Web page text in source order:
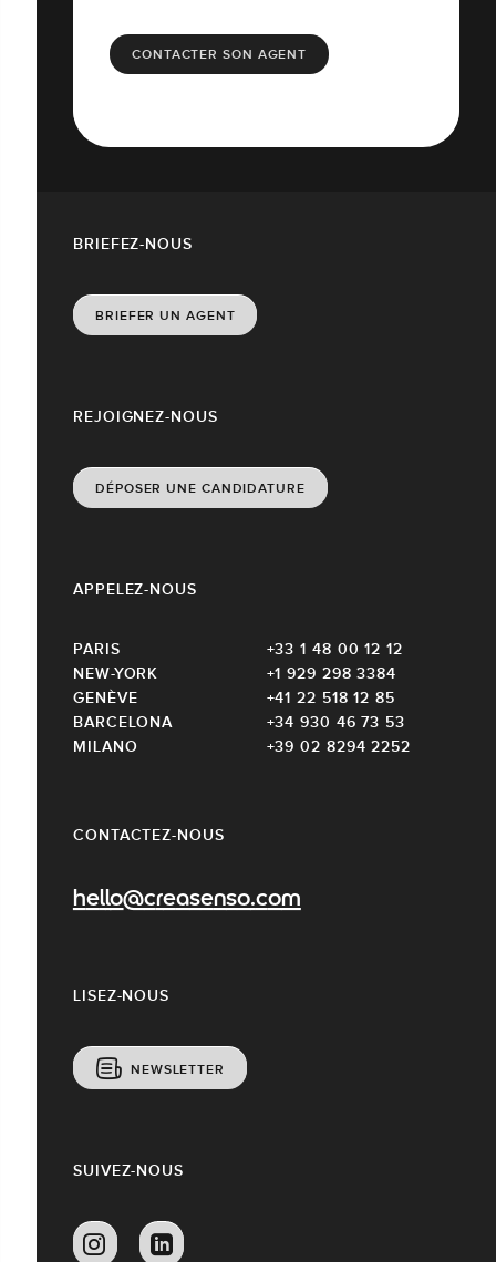
CONTACTER SON AGENT
CONTACTEZ-NOUS
hello@creasenso.com
REJOIGNEZ-NOUS
DÉPOSER UNE CANDIDATURE
LISEZ-NOUS
NEWSLETTER
APPELEZ-NOUS
PARIS
+33 1 48 00 12 12
NEW-YORK
+1 929 298 3384
GENÈVE
+41 22 518 12 85
BARCELONA
+34 930 46 73 53
MILANO
+39 02 8294 2252
BRIEFEZ-NOUS
BRIEFER UN AGENT
SUIVEZ-NOUS